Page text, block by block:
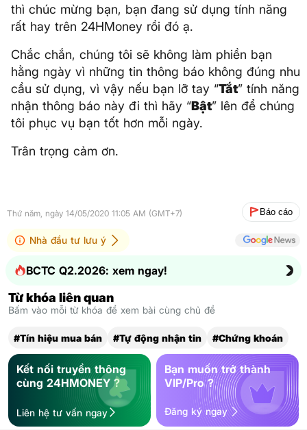
thì chúc mừng bạn, bạn đang sử dụng tính năng
rất hay trên 24HMoney rồi đó ạ.
Chắc chắn, chúng tôi sẽ không làm phiền bạn
hằng ngày vì những tin thông báo không đúng nhu
cầu sử dụng, vì vậy nếu bạn lỡ tay “Tắt” tính năng
nhận thông báo này đi thì hãy “Bật” lên để chúng
tôi phục vụ bạn tốt hơn mỗi ngày.
Trân trọng cảm ơn.
Thứ năm, ngày 14/05/2020 11:05 AM (GMT+7) Báo cáo
Nhà đầu tư lưu ý
BCTC Q2.2026: xem ngay!
Từ khóa liên quan
Bấm vào mỗi từ khóa để xem bài cùng chủ đề
#Tín hiệu mua bán #Tự động nhận tin #Chứng khoán
Kết nối truyền thông
cùng 24HMONEY ?
Liên hệ tư vấn ngay
Bạn muốn trở thành
VIP/Pro ?
Đăng ký ngay